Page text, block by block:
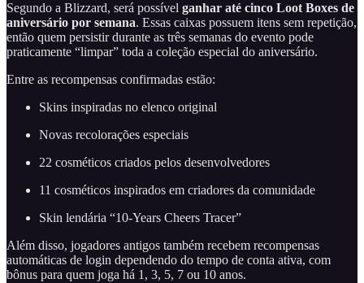
Segundo a Blizzard, será possível ganhar até cinco Loot Boxes de
aniversário por semana. Essas caixas possuem itens sem repetição,
então quem persistir durante as três semanas do evento pode
praticamente “limpar” toda a coleção especial do aniversário.
Entre as recompensas confirmadas estão:
Skins inspiradas no elenco original
Novas recolorações especiais
22 cosméticos criados pelos desenvolvedores
11 cosméticos inspirados em criadores da comunidade
Skin lendária “10-Years Cheers Tracer”
Além disso, jogadores antigos também recebem recompensas
automáticas de login dependendo do tempo de conta ativa, com
bônus para quem joga há 1, 3, 5, 7 ou 10 anos.